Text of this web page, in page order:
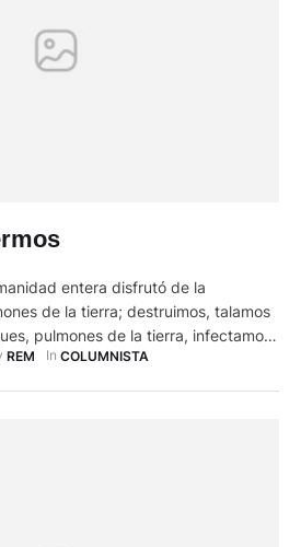
entera disfrutó de la
de la tierra; destruimos, talamos
pulmones de la tierra, infectamos,
basura los océanos que producen la
REM In COLUMNISTA